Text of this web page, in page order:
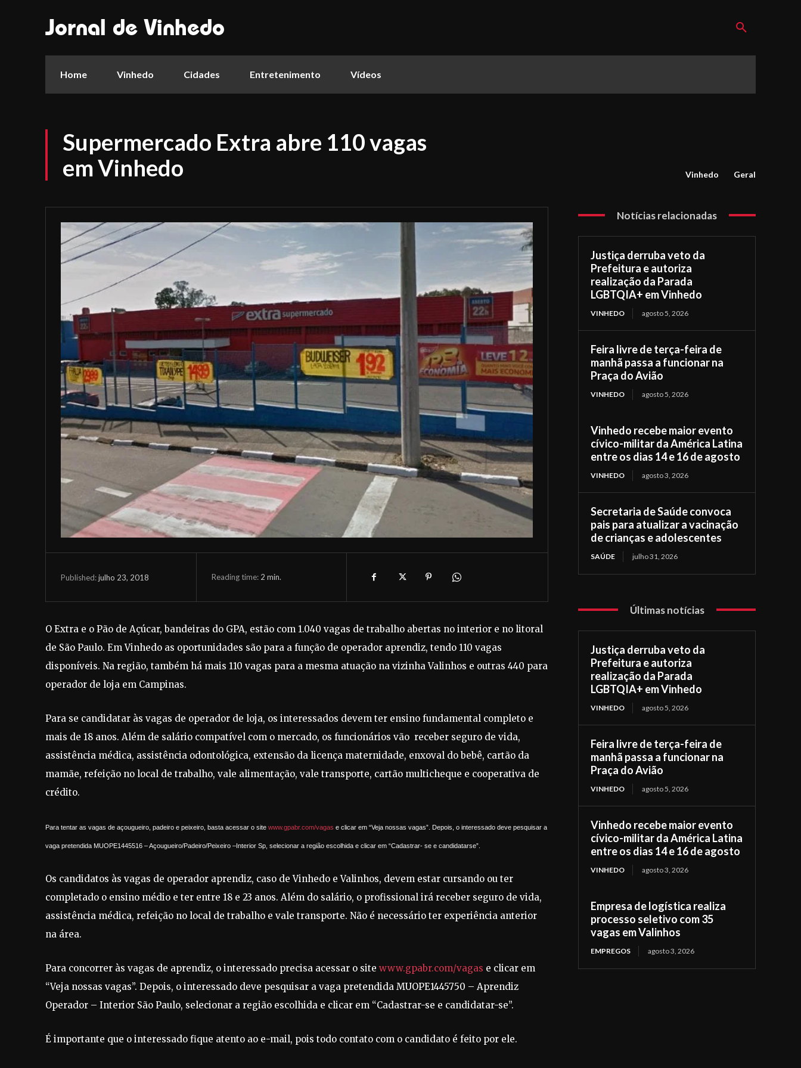
Jornal de Vinhedo
Home Vinhedo Cidades Entretenimento Vídeos
Supermercado Extra abre 110 vagas
em Vinhedo
Vinhedo Geral
Published:julho 23, 2018 Reading time: 2 min.
O Extra e o Pão de Açúcar, bandeiras do GPA, estão com 1.040 vagas de trabalho abertas no interior e no litoral
de São Paulo. Em Vinhedo as oportunidades são para a função de operador aprendiz, tendo 110 vagas
disponíveis. Na região, também há mais 110 vagas para a mesma atuação na vizinha Valinhos e outras 440 para
operador de loja em Campinas.
Para se candidatar às vagas de operador de loja, os interessados devem ter ensino fundamental completo e
mais de 18 anos. Além de salário compatível com o mercado, os funcionários vão receber seguro de vida,
assistência médica, assistência odontológica, extensão da licença maternidade, enxoval do bebê, cartão da
mamãe, refeição no local de trabalho, vale alimentação, vale transporte, cartão multicheque e cooperativa de
crédito.
Para tentar as vagas de açougueiro, padeiro e peixeiro, basta acessar o site www.gpabr.com/vagas e clicar em “Veja nossas vagas”. Depois, o interessado deve pesquisar a
vaga pretendida MUOPE1445516 – Açougueiro/Padeiro/Peixeiro –Interior Sp, selecionar a região escolhida e clicar em “Cadastrar- se e candidatarse”.
Os candidatos às vagas de operador aprendiz, caso de Vinhedo e Valinhos, devem estar cursando ou ter
completado o ensino médio e ter entre 18 e 23 anos. Além do salário, o profissional irá receber seguro de vida,
assistência médica, refeição no local de trabalho e vale transporte. Não é necessário ter experiência anterior
na área.
Para concorrer às vagas de aprendiz, o interessado precisa acessar o site www.gpabr.com/vagas e clicar em
“Veja nossas vagas”. Depois, o interessado deve pesquisar a vaga pretendida MUOPE1445750 – Aprendiz
Operador – Interior São Paulo, selecionar a região escolhida e clicar em “Cadastrar-se e candidatar-se”.
É importante que o interessado fique atento ao e-mail, pois todo contato com o candidato é feito por ele.
Notícias relacionadas
Justiça derruba veto da
Prefeitura e autoriza
realização da Parada
LGBTQIA+ em Vinhedo
VINHEDO agosto 5, 2026
Feira livre de terça-feira de
manhã passa a funcionar na
Praça do Avião
VINHEDO agosto 5, 2026
Vinhedo recebe maior evento
cívico-militar da América Latina
entre os dias 14 e 16 de agosto
VINHEDO agosto 3, 2026
Secretaria de Saúde convoca
pais para atualizar a vacinação
de crianças e adolescentes
SAÚDE julho 31, 2026
Últimas notícias
Justiça derruba veto da
Prefeitura e autoriza
realização da Parada
LGBTQIA+ em Vinhedo
VINHEDO agosto 5, 2026
Feira livre de terça-feira de
manhã passa a funcionar na
Praça do Avião
VINHEDO agosto 5, 2026
Vinhedo recebe maior evento
cívico-militar da América Latina
entre os dias 14 e 16 de agosto
VINHEDO agosto 3, 2026
Empresa de logística realiza
processo seletivo com 35
vagas em Valinhos
EMPREGOS agosto 3, 2026